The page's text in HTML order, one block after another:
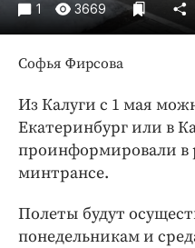
ПРОЕКТЫ
Блоги
Медиаперсона
Интересное чтиво
Клиника года
Работодатель
1 3669
Софья Фирсова
Из Калуги с 1 мая
Екатеринбург или в
проинформировали в
минтрансе.
Полеты будут
понедельникам и